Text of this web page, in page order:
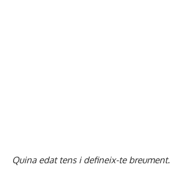
Quina edat tens i defineix-te breument.